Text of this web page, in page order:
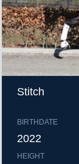
Stitch
BIRTHDATE
2022
HEIGHT